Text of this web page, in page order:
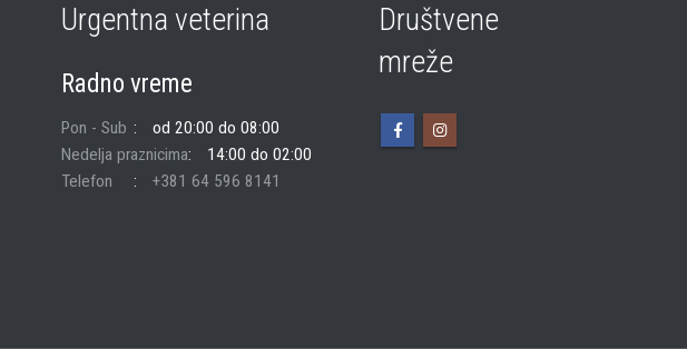
Urgentna veterina
Radno vreme
Pon - Sub
od 20:00 do 08:00
Nedelja praznicima
14:00 do 02:00
Telefon
+381 64 596 8141
Društvene
mreže